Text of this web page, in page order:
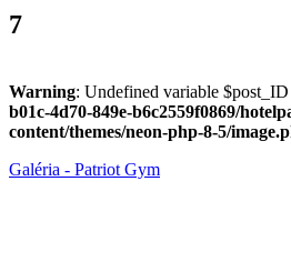
7
Warning: Undefined variable
b01c-4d70-849e-b6c2559f0869/
content/themes/neon-php-8-5/
Galéria - Patriot Gym